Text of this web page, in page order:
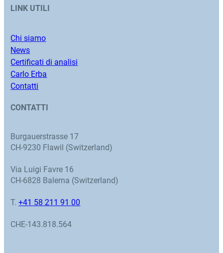
LINK UTILI
Chi siamo
News
Certificati di analisi
Carlo Erba
Contatti
CONTATTI
Burgauerstrasse 17
CH-9230 Flawil (Switzerland)
Via Luigi Favre 16
CH-6828 Balerna (Switzerland)
T.+41 58 211 91 00
CHE-143.818.564